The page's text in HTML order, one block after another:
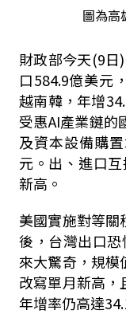
圖為高
財政部今天(9日)
口584.9億美元
越南韓，年增
受惠AI產業鏈的
及資本設備購
元。出、進口
新高。
美國實施對等
後，台灣出口
來大驚奇，規模
改寫單月新高，
年增率仍高達